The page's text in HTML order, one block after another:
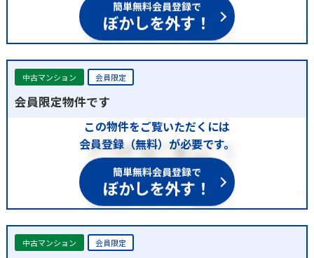
簡単無料会員登録で
ぼかしを外す！
中古マンション 会員限定
会員限定物件です
この物件をご覧いただくには
会員登録（無料）が必要です。
簡単無料会員登録で
ぼかしを外す！
中古マンション 会員限定